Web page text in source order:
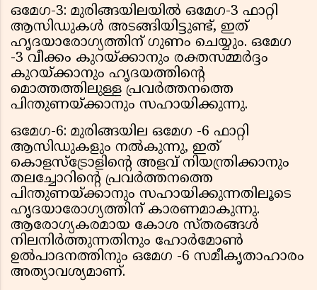
ഒമേഗ-3: മുരിങ്ങയിലയില്‍ ഒമേഗ-3 ഫാറ്റി
ആസിഡുകള്‍ അടങ്ങിയിട്ടുണ്ട്, ഇത്
ഹൃദയാരോഗ്യത്തിന് ഗുണം ചെയ്യും. ഒമേഗ
-3 വീക്കം കുറയ്ക്കാനും രക്തസമ്മര്‍ദ്ദം
കുറയ്ക്കാനും ഹൃദയത്തിന്റെ
മൊത്തത്തിലുള്ള പ്രവര്‍ത്തനത്തെ
പിന്തുണയ്ക്കാനും സഹായിക്കുന്നു.
ഒമേഗ-6: മുരിങ്ങയില ഒമേഗ -6 ഫാറ്റി
ആസിഡുകളും നല്‍കുന്നു, ഇത്
കൊളസ്‌ട്രോളിന്റെ അളവ് നിയന്ത്രിക്കാനും
തലച്ചോറിന്റെ പ്രവര്‍ത്തനത്തെ
പിന്തുണയ്ക്കാനും സഹായിക്കുന്നതിലൂടെ
ഹൃദയാരോഗ്യത്തിന് കാരണമാകുന്നു.
ആരോഗ്യകരമായ കോശ സ്തരങ്ങള്‍
നിലനിര്‍ത്തുന്നതിനും ഹോര്‍മോണ്‍
ഉല്‍പാദനത്തിനും ഒമേഗ -6 സമീകൃതാഹാരം
അത്യാവശ്യമാണ്.